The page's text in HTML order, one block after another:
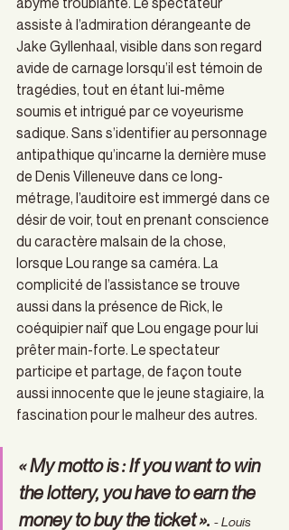
assiste à l’admiration dérangeante de
Jake Gyllenhaal, visible dans son regard
avide de carnage lorsqu’il est témoin de
tragédies, tout en étant lui-même
soumis et intrigué par ce voyeurisme
sadique. Sans s’identifier au personnage
antipathique qu’incarne la dernière muse
de Denis Villeneuve dans ce long-
métrage, l’auditoire est immergé dans ce
désir de voir, tout en prenant conscience
du caractère malsain de la chose,
lorsque Lou range sa caméra. La
complicité de l’assistance se trouve
aussi dans la présence de Rick, le
coéquipier naïf que Lou engage pour lui
prêter main-forte. Le spectateur
participe et partage, de façon toute
aussi innocente que le jeune stagiaire, la
fascination pour le malheur des autres.
« My motto is : If you want to win
the lottery, you have to earn the
money to buy the ticket ». - Louis